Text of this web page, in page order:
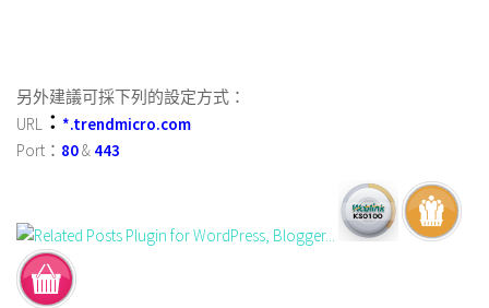
另外建議可採下列的設定方式：
URL ： *.trendmicro.com
Port： 80& 443